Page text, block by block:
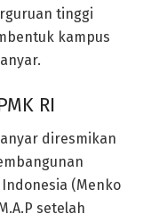
tinggi
kampus
RI
diresmikan
(Menko
setelah